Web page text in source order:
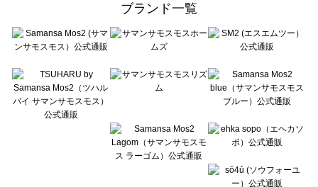
sō4ū（ソウフォーユー）のトップス一覧
Te chichi（テチチ）のトップス一覧
Te chichi CLASSIC（テチチ クラシック）のトップス一覧
Lugnoncure（ルノンキュール）のトップス一覧
BETTY'S BLUE（べティーズブルー）のトップス一覧
Wpc.（ワールドパーティー）のトップス一覧
ブランド一覧